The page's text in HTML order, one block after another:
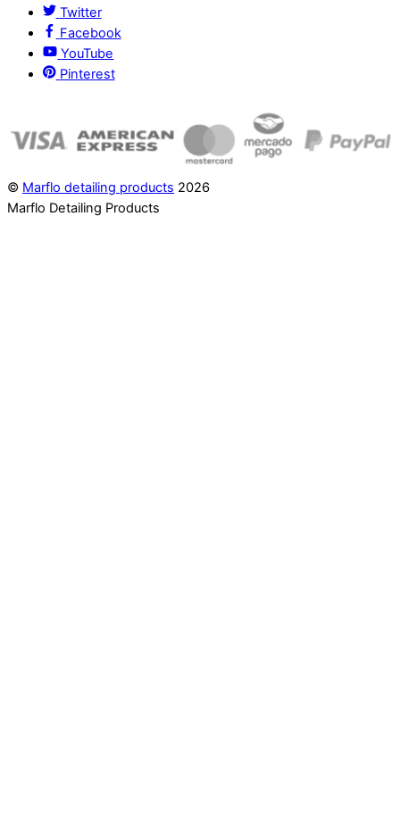
Twitter
Facebook
YouTube
Pinterest
© Marflo detailing products 2026
Marflo Detailing Products